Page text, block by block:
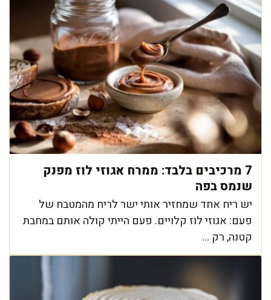
7 מרכיבים בלבד: ממרח אגוזי לוז מפנק
שנמס בפה
יש ריח אחד שמחזיר אותי ישר לריח מהמטבח של
פעם: אגוזי לוז קלויים. פעם הייתי קולה אותם במחבת
קטנה, רק ...